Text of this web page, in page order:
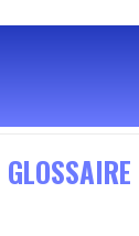
GLOSSAIRE